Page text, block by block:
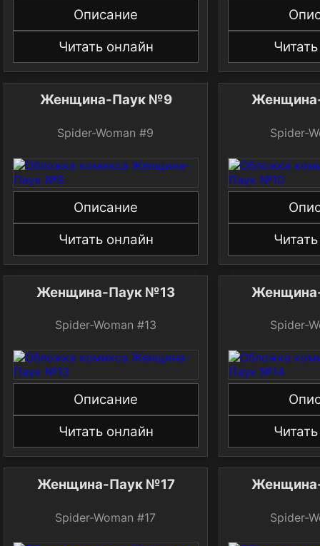
Описание
Читать онлайн
Женщина-Паук №9
Spider-Woman #9
Описание
Читать онлайн
Spider-
Женщина-Паук №13
Spider-Woman #13
Описание
Читать онлайн
Spider-
Женщина-Паук №17
Spider-Woman #17 Spider-